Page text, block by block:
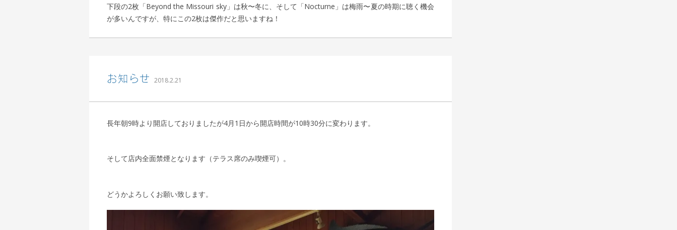
下段の2枚「Beyond the Missouri sky」は秋〜冬に、そして「Nocturne」は梅雨〜夏の時期に聴く機会
が多いんですが、特にこの2枚は傑作だと思いますね！
お知らせ 2018.2.21
長年朝9時より開店しておりましたが4月1日から開店時間が10時30分に変わります。
そして店内全面禁煙となります（テラス席のみ喫煙可）。
どうかよろしくお願い致します。